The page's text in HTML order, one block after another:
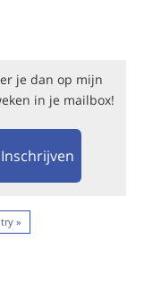
je dan op mijn
in je mailbox!
Inschrijven
»